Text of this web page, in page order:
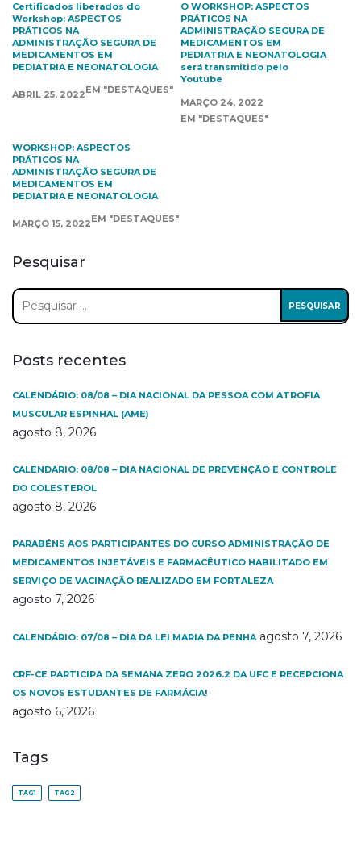
Certificados liberados do
Workshop: ASPECTOS
PRÁTICOS NA
ADMINISTRAÇÃO SEGURA DE
MEDICAMENTOS EM
PEDIATRIA E NEONATOLOGIA
ABRIL 25, 2022EM "DESTAQUES"
O WORKSHOP: ASPECTOS
PRÁTICOS NA
ADMINISTRAÇÃO SEGURA DE
MEDICAMENTOS EM
PEDIATRIA E NEONATOLOGIA
será transmitido pelo
Youtube
MARÇO 24, 2022
EM "DESTAQUES"
WORKSHOP: ASPECTOS
PRÁTICOS NA
ADMINISTRAÇÃO SEGURA DE
MEDICAMENTOS EM
PEDIATRIA E NEONATOLOGIA
MARÇO 15, 2022EM "DESTAQUES"
Pesquisar
Pesquisar
por:
Posts recentes
CALENDÁRIO: 08/08 – DIA NACIONAL DA PESSOA COM ATROFIA
MUSCULAR ESPINHAL (AME)
agosto 8, 2026
CALENDÁRIO: 08/08 – DIA NACIONAL DE PREVENÇÃO E CONTROLE
DO COLESTEROL
agosto 8, 2026
PARABÉNS AOS PARTICIPANTES DO CURSO ADMINISTRAÇÃO DE
MEDICAMENTOS INJETÁVEIS E FARMACÊUTICO HABILITADO EM
SERVIÇO DE VACINAÇÃO REALIZADO EM FORTALEZA
agosto 7, 2026
CALENDÁRIO: 07/08 – DIA DA LEI MARIA DA PENHA agosto 7, 2026
CRF-CE PARTICIPA DA SEMANA ZERO 2026.2 DA UFC E RECEPCIONA
OS NOVOS ESTUDANTES DE FARMÁCIA!
agosto 6, 2026
Tags
TAG1 TAG2